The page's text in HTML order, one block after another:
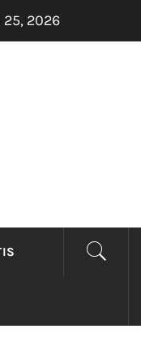
que se ríe de los
25, 2026